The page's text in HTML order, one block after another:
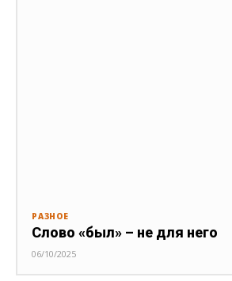
РАЗНОЕ
Слово «был» – не для него
06/10/2025